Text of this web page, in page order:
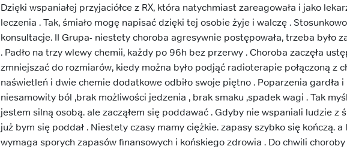
Dzięki wspaniałej przyjaciółce z RX, która natychmiast zareagowała i jako
leczenia . Tak, śmiało mogę napisać dzięki tej osobie żyje i walczę .
konsultacje. II Grupa- niestety choroba agresywnie postępowała, trzeba było
. Padło na trzy wlewy chemii, każdy po 96h bez przerwy . Choroba zaczęła
zmniejszać do rozmiarów, kiedy można było podjąć radioterapie połączoną z
naświetleń i dwie chemie dodatkowe odbiło swoje piętno . Poparzenia gardła i
niesamowity ból ,brak możliwości jedzenia , brak smaku ,spadek wagi . Tak
jestem silną osobą. ale zacząłem się poddawać . Gdyby nie wspaniali ludzie
już bym się poddał . Niestety czasy mamy ciężkie. zapasy szybko się kończą.
wymaga sporych zapasów finansowych i końskiego zdrowia . Do chwili